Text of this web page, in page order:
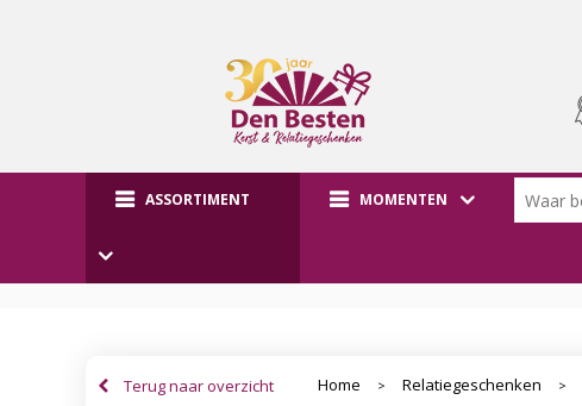
ASSORTIMENT MOMENTEN
Terug naar overzicht Home > Relatiegeschenken >